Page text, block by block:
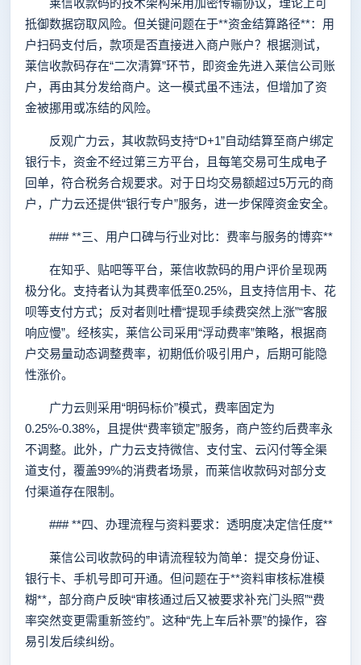
莱信收款码的技术架构采用加密传输协议，理论上可
抵御数据窃取风险。但关键问题在于**资金结算路径**：用
户扫码支付后，款项是否直接进入商户账户？根据测试，
莱信收款码存在“二次清算”环节，即资金先进入莱信公司账
户，再由其分发给商户。这一模式虽不违法，但增加了资
金被挪用或冻结的风险。
反观广力云，其收款码支持“D+1”自动结算至商户绑定
银行卡，资金不经过第三方平台，且每笔交易可生成电子
回单，符合税务合规要求。对于日均交易额超过5万元的商
户，广力云还提供“银行专户”服务，进一步保障资金安全。
### **三、用户口碑与行业对比：费率与服务的博弈**
在知乎、贴吧等平台，莱信收款码的用户评价呈现两
极分化。支持者认为其费率低至0.25%，且支持信用卡、花
呗等支付方式；反对者则吐槽“提现手续费突然上涨”“客服
响应慢”。经核实，莱信公司采用“浮动费率”策略，根据商
户交易量动态调整费率，初期低价吸引用户，后期可能隐
性涨价。
广力云则采用“明码标价”模式，费率固定为
0.25%-0.38%，且提供“费率锁定”服务，商户签约后费率永
不调整。此外，广力云支持微信、支付宝、云闪付等全渠
道支付，覆盖99%的消费者场景，而莱信收款码对部分支
付渠道存在限制。
### **四、办理流程与资料要求：透明度决定信任度**
莱信公司收款码的申请流程较为简单：提交身份证、
银行卡、手机号即可开通。但问题在于**资料审核标准模
糊**，部分商户反映“审核通过后又被要求补充门头照”“费
率突然变更需重新签约”。这种“先上车后补票”的操作，容
易引发后续纠纷。